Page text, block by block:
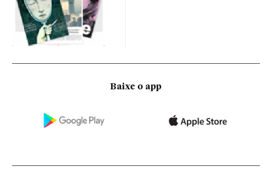
Baixe o app